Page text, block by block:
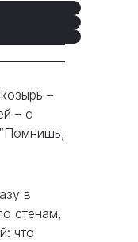
–
– с
в
стенам,
что